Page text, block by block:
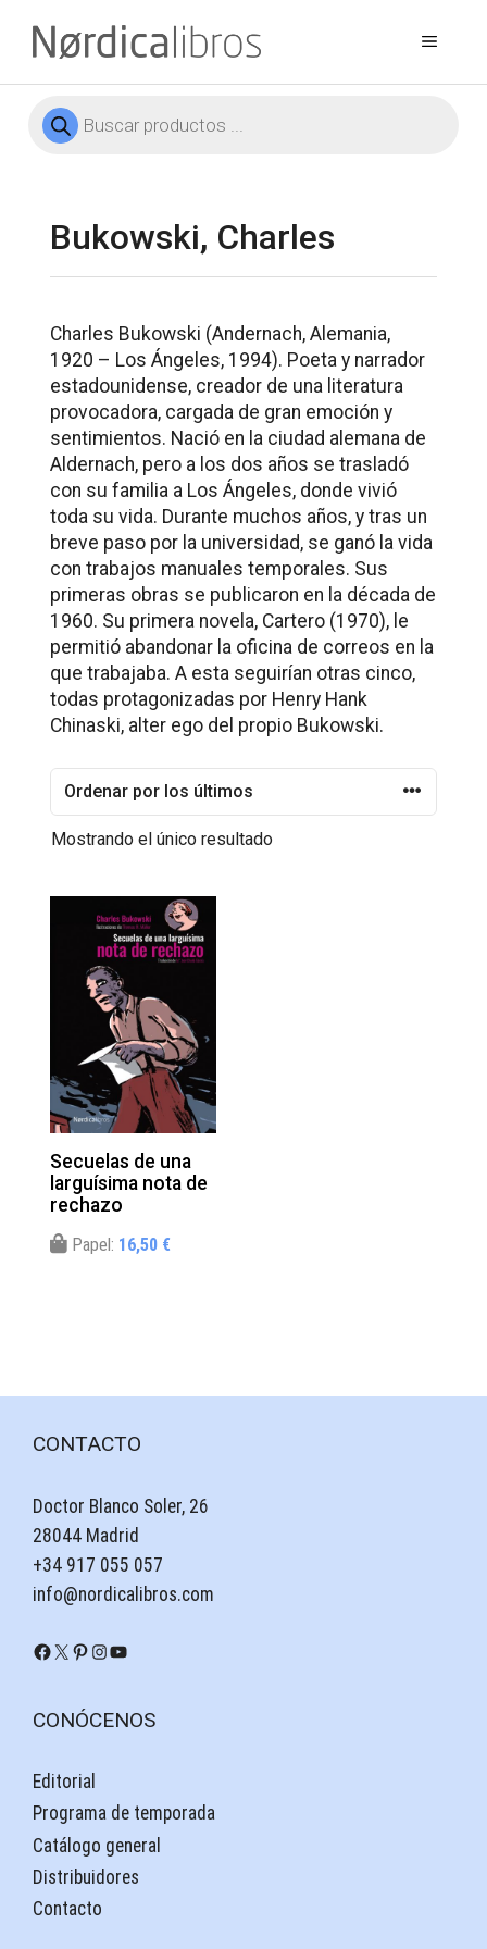
contenido
Menú
Búsqueda
de
Bukowski, Charles
Charles Bukowski (Andernach, Alemania,
1920 – Los Ángeles, 1994). Poeta y narrador
estadounidense, creador de una literatura
provocadora, cargada de gran emoción y
sentimientos. Nació en la ciudad alemana de
Aldernach, pero a los dos años se trasladó
con su familia a Los Ángeles, donde vivió
toda su vida. Durante muchos años, y tras un
breve paso por la universidad, se ganó la vida
con trabajos manuales temporales. Sus
primeras obras se publicaron en la década de
1960. Su primera novela, Cartero (1970), le
permitió abandonar la oficina de correos en la
que trabajaba. A esta seguirían otras cinco,
todas protagonizadas por Henry Hank
Chinaski, alter ego del propio Bukowski.
Mostrando el único resultado
Secuelas de una
larguísima nota de
rechazo
Papel: 16,50 €
CONTACTO
Doctor Blanco Soler, 26
28044 Madrid
+34 917 055 057
info@nordicalibros.com
Facebook
X Pinterest
Instagram
YouTube
CONÓCENOS
Editorial
Programa de temporada
Catálogo general
Distribuidores
Contacto